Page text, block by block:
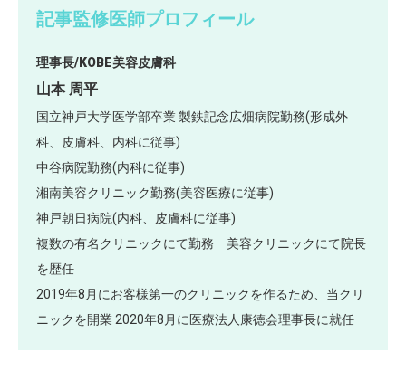
記事監修医師プロフィール
理事長/KOBE美容皮膚科
山本 周平
国立神戸大学医学部卒業 製鉄記念広畑病院勤務(形成外
科、皮膚科、内科に従事)
中谷病院勤務(内科に従事)
湘南美容クリニック勤務(美容医療に従事)
神戸朝日病院(内科、皮膚科に従事)
複数の有名クリニックにて勤務 美容クリニックにて院長
を歴任
2019年8月にお客様第一のクリニックを作るため、当クリ
ニックを開業 2020年8月に医療法人康徳会理事長に就任